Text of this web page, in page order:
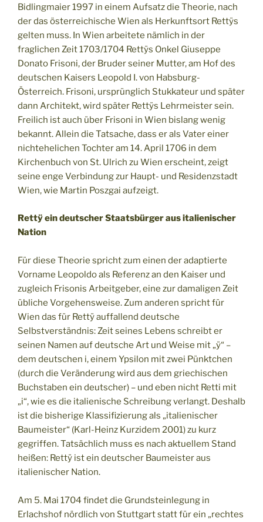
Bidlingmaier 1997 in einem Aufsatz die Theorie, nach
der das österreichische Wien als Herkunftsort Rettÿs
gelten muss. In Wien arbeitete nämlich in der
fraglichen Zeit 1703/1704 Rettÿs Onkel Giuseppe
Donato Frisoni, der Bruder seiner Mutter, am Hof des
deutschen Kaisers Leopold I. von Habsburg-
Österreich. Frisoni, ursprünglich Stukkateur und später
dann Architekt, wird später Rettÿs Lehrmeister sein.
Freilich ist auch über Frisoni in Wien bislang wenig
bekannt. Allein die Tatsache, dass er als Vater einer
nichtehelichen Tochter am 14. April 1706 in dem
Kirchenbuch von St. Ulrich zu Wien erscheint, zeigt
seine enge Verbindung zur Haupt- und Residenzstadt
Wien, wie Martin Poszgai aufzeigt.
Rettÿ ein deutscher Staatsbürger aus italienischer
Nation
Für diese Theorie spricht zum einen der adaptierte
Vorname Leopoldo als Referenz an den Kaiser und
zugleich Frisonis Arbeitgeber, eine zur damaligen Zeit
übliche Vorgehensweise. Zum anderen spricht für
Wien das für Rettÿ auffallend deutsche
Selbstverständnis: Zeit seines Lebens schreibt er
seinen Namen auf deutsche Art und Weise mit „ÿ“ –
dem deutschen i, einem Ypsilon mit zwei Pünktchen
(durch die Veränderung wird aus dem griechischen
Buchstaben ein deutscher) – und eben nicht Retti mit
„i“, wie es die italienische Schreibung verlangt. Deshalb
ist die bisherige Klassifizierung als „italienischer
Baumeister“ (Karl-Heinz Kurzidem 2001) zu kurz
gegriffen. Tatsächlich muss es nach aktuellem Stand
heißen: Rettÿ ist ein deutscher Baumeister aus
italienischer Nation.
Am 5. Mai 1704 findet die Grundsteinlegung in
Erlachshof nördlich von Stuttgart statt für ein „rechtes